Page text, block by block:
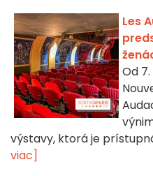
Les
Od
výstavy, ktorá je
viac]